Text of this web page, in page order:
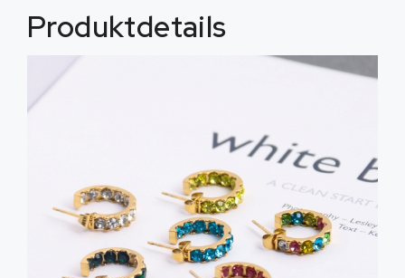
Produktdetails